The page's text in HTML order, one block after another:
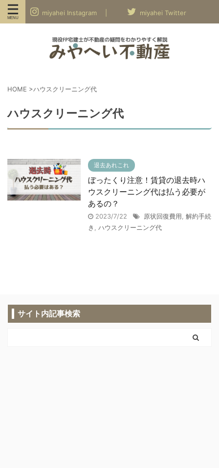
miyahei Instagram | miyahei Twitter
HOME >ハウスクリーニング代
ハウスクリーニング代
退去あれこれ
ぼったくり注意！賃貸の退去時ハ
ウスクリーニング代は払う必要が
あるの？
2023/7/22 原状回復費用, 解約手続
き , ハウスクリーニング代
サイト内記事検索